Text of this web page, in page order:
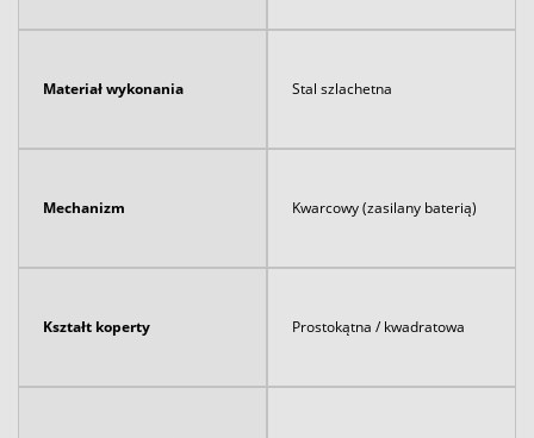
Materiał wykonania Stal szlachetna
Mechanizm Kwarcowy (zasilany baterią)
Kształt koperty Prostokątna / kwadratowa